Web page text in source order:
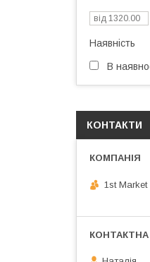
Наявність
В
КОНТАКТИ
1st Market